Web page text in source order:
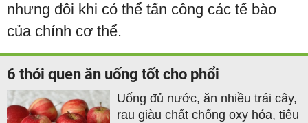
nhưng đôi khi có thể tấn công các tế bào
của chính cơ thể.
6 thói quen ăn uống tốt cho phổi
Uống đủ nước, ăn nhiều trái cây,
rau giàu chất chống oxy hóa, tiêu